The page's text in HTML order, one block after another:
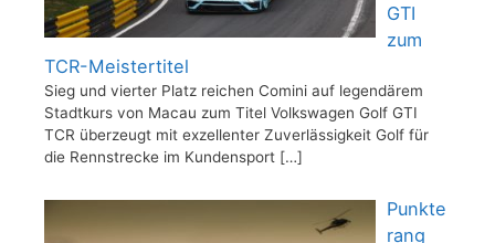
GTI
zum
TCR-Meistertitel
Sieg und vierter Platz reichen Comini auf legendärem
Stadtkurs von Macau zum Titel Volkswagen Golf GTI
TCR überzeugt mit exzellenter Zuverlässigkeit Golf für
die Rennstrecke im Kundensport […]
Punkte
rang